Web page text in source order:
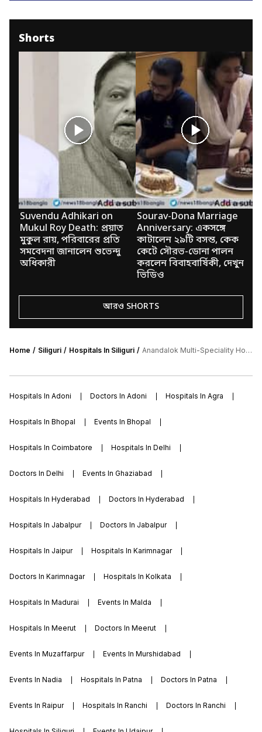
Shorts
Suvendu Adhikari on
Mukul Roy Death: প্রয়াত
মুকুল রায়, পরিবারের প্রতি
সমবেদনা জানালেন শুভেন্দু
অধিকারী
Sourav-Dona Marriage
Anniversary: একসঙ্গে
কাটালেন ২৯টি বসন্ত, কেক
কেটে সৌরভ-ডোনা পালন
করলেন বিবাহবার্ষিকী, দেখুন
ভিডিও
আরও SHORTS
Home Siliguri Hospitals In Siliguri Anandalok Multi-Speciality Hospital
Hospitals In Adoni Doctors In Adoni Hospitals In Agra
Hospitals In Bhopal Events In Bhopal
Hospitals In Coimbatore Hospitals In Delhi
Doctors In Delhi Events In Ghaziabad
Hospitals In Hyderabad Doctors In Hyderabad
Hospitals In Jabalpur Doctors In Jabalpur
Hospitals In Jaipur Hospitals In Karimnagar
Doctors In Karimnagar Hospitals In Kolkata
Hospitals In Madurai Events In Malda
Hospitals In Meerut Doctors In Meerut
Events In Muzaffarpur Events In Murshidabad
Events In Nadia Hospitals In Patna Doctors In Patna
Events In Raipur Hospitals In Ranchi Doctors In Ranchi